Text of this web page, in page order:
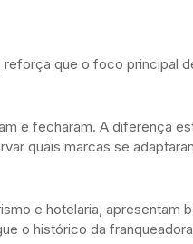
que o foco principal
e fecharam. A diferença
quais marcas se
e hotelaria, apresentam
o histórico da